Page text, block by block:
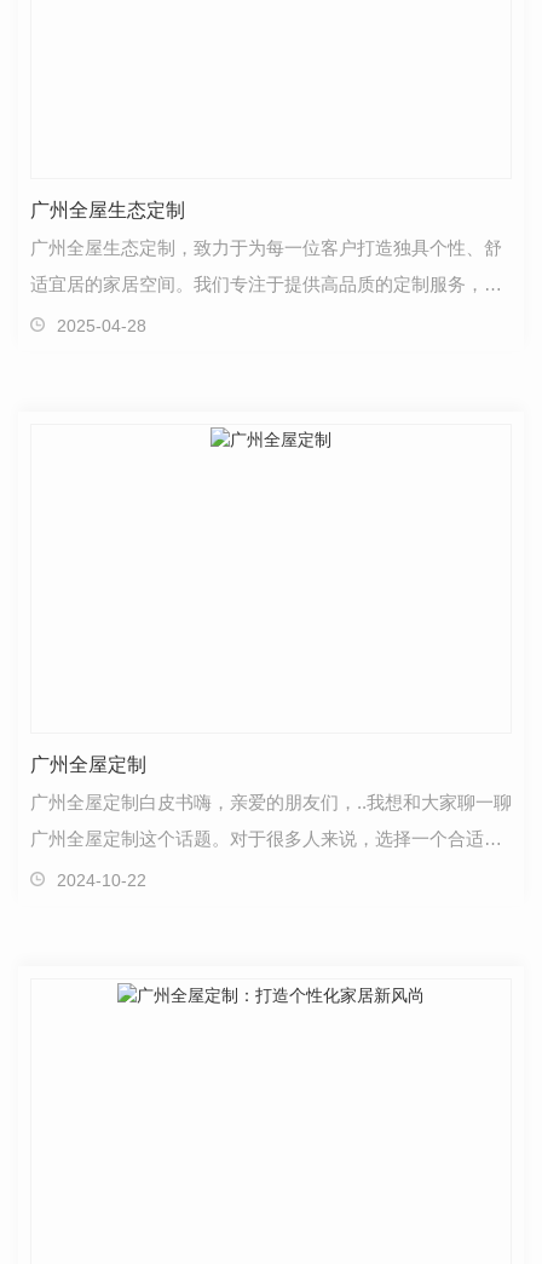
广州全屋生态定制
广州全屋生态定制，致力于为每一位客户打造独具个性、舒
适宜居的家居空间。我们专注于提供高品质的定制服务，旨
在满足客户对家居生活的追求和体验。在广州全屋生态…
2025-04-28
广州全屋定制
广州全屋定制白皮书嗨，亲爱的朋友们，..我想和大家聊一聊
广州全屋定制这个话题。对于很多人来说，选择一个合适的
定制家具品牌并不容易。但是，广州有许多..的全屋…
2024-10-22